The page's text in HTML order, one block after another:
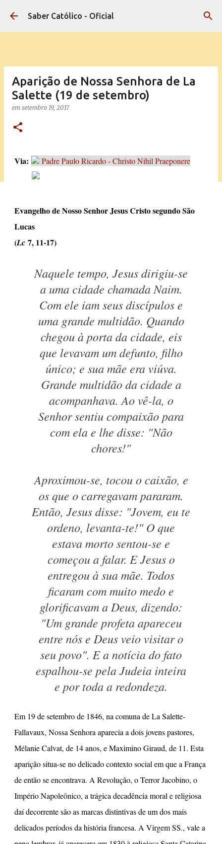
Pular para o conteúdo principal
Saber Católico - Oficial
Aparição de Nossa Senhora de La
Salette (19 de setembro)
em setembro 19, 2017
Via: Padre Paulo Ricardo - Christo Nihil Praeponere
Evangelho de Nosso Senhor Jesus Cristo segundo São
Lucas
(Lc 7, 11-17)
Naquele tempo, Jesus dirigiu-se
a uma cidade chamada Naim.
Com ele iam seus discípulos e
uma grande multidão. Quando
chegou à porta da cidade, eis
que levavam um defunto, filho
único; e sua mãe era viúva.
Grande multidão da cidade a
acompanhava. Ao vê-la, o
Senhor sentiu compaixão para
com ela e lhe disse: "Não
chores!"
Aproximou-se, tocou o caixão, e
os que o carregavam pararam.
Então, Jesus disse: "Jovem, eu te
ordeno, levanta-te!" O que
estava morto sentou-se e
começou a falar. E Jesus o
entregou à sua mãe. Todos
ficaram com muito medo e
glorificavam a Deus, dizendo:
"Um grande profeta apareceu
entre nós e Deus veio visitar o
seu povo". E a notícia do fato
espalhou-se pela Judeia inteira
e por toda a redondeza.
Em 19 de setembro de 1846, na comuna de La Salette-
Fallavaux, Nossa Senhora aparecia a dois jovens pastores,
Mélanie Calvat, de 14 anos, e Maximino Giraud, de 11. Esta
aparição situa-se no delicado contexto social em que a França
de então se encontrava. A Revolução, o Terror Jacobino, o
Império Napoleônico, a trágica decadência moral e religiosa
daí decorrente são as marcas distintivas de um dos mais
delicados períodos da história francesa. A Virgem SS., vale a